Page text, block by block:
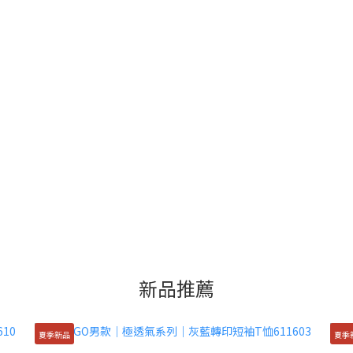
新品推薦
夏季新品 夏季